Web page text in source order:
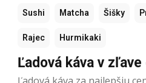
Sushi Matcha Šišky
Rajec Hurmikaki
Ľadová káva v